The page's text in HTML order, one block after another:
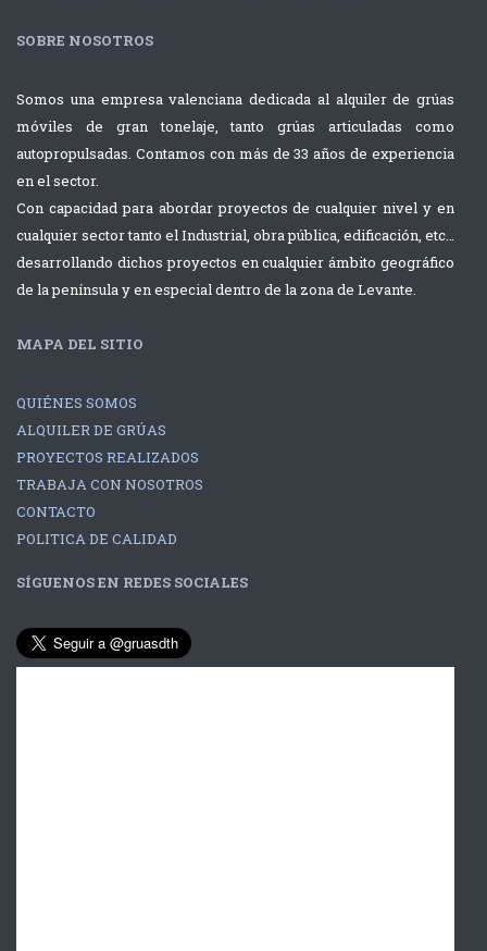
Descarga y
prensa con dos
grúas
Autopropulsadas
Liebherr
Acondicionado
con grúa de
220tns Terex
Explorer 5800
Varios
Montaje de
Acondicionado
220tns Terex
Explorer 5800
Carga de
SOBRE NOSOTROS
Somos una empresa valenciana dedicada al alquiler de grúas
móviles de gran tonelaje, tanto grúas articuladas como
autopropulsadas. Contamos con más de 33 años de experiencia
en el sector.
Con capacidad para abordar proyectos de cualquier nivel y en
cualquier sector tanto el Industrial, obra pública, edificación, etc…
desarrollando dichos proyectos en cualquier ámbito geográfico
de la península y en especial dentro de la zona de Levante.
MAPA DEL SITIO
QUIÉNES SOMOS
ALQUILER DE GRÚAS
PROYECTOS REALIZADOS
TRABAJA CON NOSOTROS
CONTACTO
POLITICA DE CALIDAD
SÍGUENOS EN REDES SOCIALES